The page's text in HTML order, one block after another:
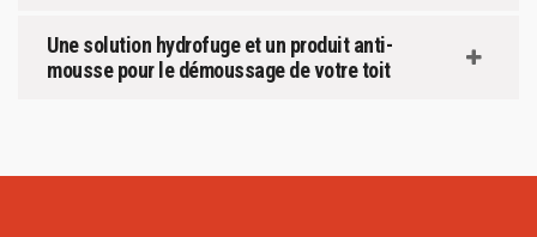
Une solution hydrofuge et un produit anti-
mousse pour le démoussage de votre toit